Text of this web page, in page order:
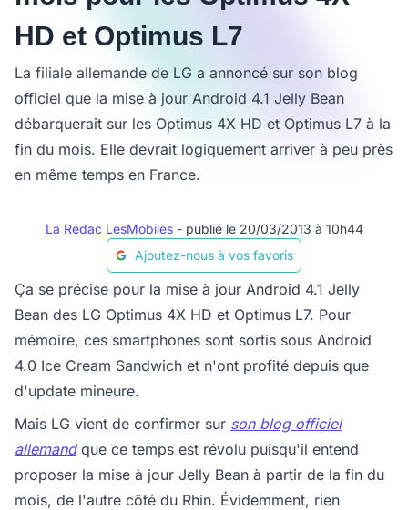
HD et Optimus L7
La filiale allemande de LG a annoncé sur son blog
officiel que la mise à jour Android 4.1 Jelly Bean
débarquerait sur les Optimus 4X HD et Optimus L7 à la
fin du mois. Elle devrait logiquement arriver à peu près
en même temps en France.
La Rédac LesMobiles - publié le 20/03/2013 à 10h44
Ajoutez-nous à vos favoris
Ça se précise pour la mise à jour Android 4.1 Jelly
Bean des LG Optimus 4X HD et Optimus L7. Pour
mémoire, ces smartphones sont sortis sous Android
4.0 Ice Cream Sandwich et n'ont profité depuis que
d'update mineure.
Mais LG vient de confirmer sur son blog officiel
allemandque ce temps est révolu puisqu'il entend
proposer la mise à jour Jelly Bean à partir de la fin du
mois, de l'autre côté du Rhin. Évidemment, rien